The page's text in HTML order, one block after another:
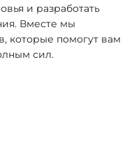
и разработать
Вместе мы
которые помогут вам
сил.